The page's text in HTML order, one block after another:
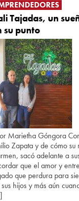
Tajadas, un
su punto
Marietha Góngora
Zapata y de cómo
sacó adelante a
que el amor y
que perdura para
hijos y más aún